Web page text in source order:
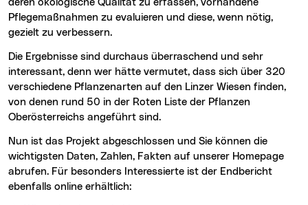
deren ökologische Qualität zu erfassen, vorhandene
Pflegemaßnahmen zu evaluieren und diese, wenn nötig,
gezielt zu verbessern.
Die Ergebnisse sind durchaus überraschend und sehr
interessant, denn wer hätte vermutet, dass sich über 320
verschiedene Pflanzenarten auf den Linzer Wiesen finden,
von denen rund 50 in der Roten Liste der Pflanzen
Oberösterreichs angeführt sind.
Nun ist das Projekt abgeschlossen und Sie können die
wichtigsten Daten, Zahlen, Fakten auf unserer Homepage
abrufen. Für besonders Interessierte ist der Endbericht
ebenfalls online erhältlich: